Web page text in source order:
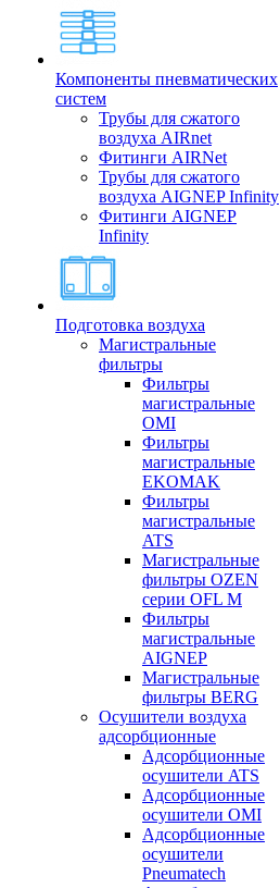
Компоненты пневматических
систем
Трубы для сжатого
воздуха AIRnet
Фитинги AIRNet
Трубы для сжатого
воздуха AIGNEP Infinity
Фитинги AIGNEP
Infinity
Подготовка воздуха
Магистральные
фильтры
Фильтры
магистральные
OMI
Фильтры
магистральные
EKOMAK
Фильтры
магистральные
ATS
Магистральные
фильтры OZEN
серии OFL M
Фильтры
магистральные
AIGNEP
Магистральные
фильтры BERG
Осушители воздуха
адсорбционные
Адсорбционные
осушители ATS
Адсорбционные
осушители OMI
Адсорбционные
осушители
Pneumatech